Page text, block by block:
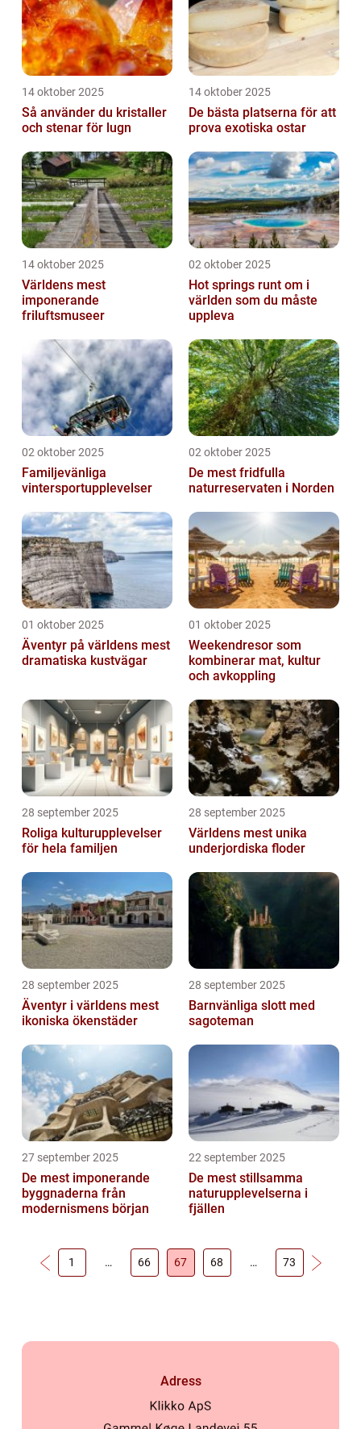
14 oktober 2025
Så använder du kristaller
och stenar för lugn
14 oktober 2025
De bästa platserna för att
prova exotiska ostar
14 oktober 2025
Världens mest
imponerande
friluftsmuseer
02 oktober 2025
Hot springs runt om i
världen som du måste
uppleva
02 oktober 2025
Familjevänliga
vintersportupplevelser
02 oktober 2025
De mest fridfulla
naturreservaten i Norden
01 oktober 2025
Äventyr på världens mest
dramatiska kustvägar
01 oktober 2025
Weekendresor som
kombinerar mat, kultur
och avkoppling
28 september 2025
Roliga kulturupplevelser
för hela familjen
28 september 2025
Världens mest unika
underjordiska floder
28 september 2025
Äventyr i världens mest
ikoniska ökenstäder
28 september 2025
Barnvänliga slott med
sagoteman
27 september 2025
De mest imponerande
byggnaderna från
modernismens början
22 september 2025
De mest stillsamma
naturupplevelserna i
fjällen
1 … 66 67 68 … 73
Adress